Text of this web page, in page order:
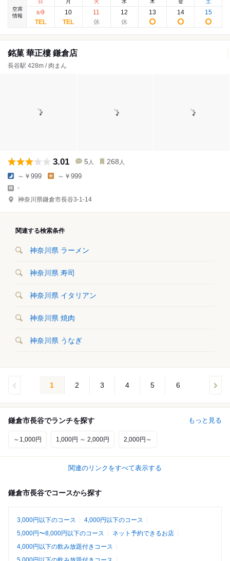
空席
情報
日
8/9
月
10
火
11
水
12
木
13
金
14
土
15
銘菓 華正樓 鎌倉店
長谷駅 428m / 肉まん
3.01 5 人 268 人
～￥999 ～￥999
-
神奈川県鎌倉市長谷3-1-14
関連する検索条件
神奈川県 ラーメン
神奈川県 寿司
神奈川県 イタリアン
神奈川県 焼肉
神奈川県 うなぎ
1 2 3 4 5 6
鎌倉市長谷でランチを探す もっと見る
～1,000円 1,000円 ～ 2,000円 2,000円～
関連のリンクをすべて表示する
鎌倉市長谷でコースから探す
3,000円以下のコース
4,000円以下のコース
5,000円〜8,000円以下のコース
ネット予約できるお店
4,000円以下の飲み放題付きコース